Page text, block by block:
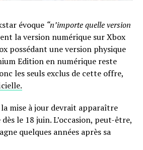
évoque “n’importe quelle version
la version numérique sur Xbox
possédant une version physique
Edition en numérique reste
les seuls exclus de cette offre,
mise à jour devrait apparaître
le 18 juin. L’occasion, peut-être,
quelques années après sa